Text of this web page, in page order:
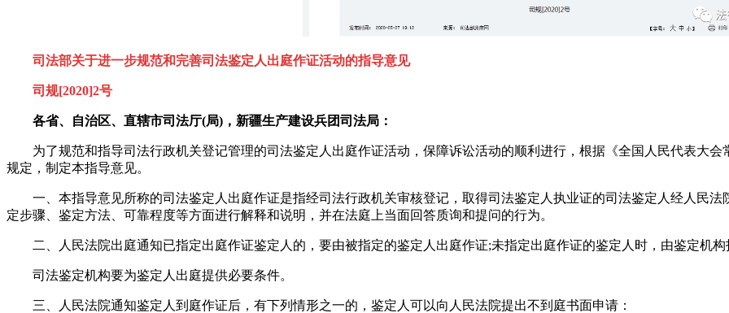
司法部关于进一步规范和完善司法鉴定人出庭作证活动的指导意见
司规[2020]2号
各省、自治区、直辖市司法厅(局)，新疆生产建设兵团司法局：
为了规范和指导司法行政机关登记管理的司法鉴定人出庭作证活动，保障诉讼活动的顺利进行，根据《全国人民代表大会
规定，制定本指导意见。
一、本指导意见所称的司法鉴定人出庭作证是指经司法行政机关审核登记，取得司法鉴定人执业证的司法鉴定人经人民法
定步骤、鉴定方法、可靠程度等方面进行解释和说明，并在法庭上当面回答质询和提问的行为。
二、人民法院出庭通知已指定出庭作证鉴定人的，要由被指定的鉴定人出庭作证;未指定出庭作证的鉴定人时，由鉴定机
司法鉴定机构要为鉴定人出庭提供必要条件。
三、人民法院通知鉴定人到庭作证后，有下列情形之一的，鉴定人可以向人民法院提出不到庭书面申请：